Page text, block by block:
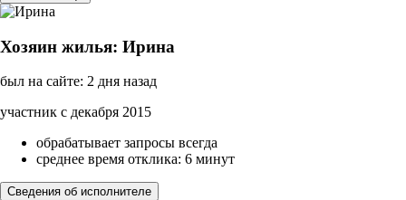
Хозяин жилья: Ирина
был на сайте: 2 дня назад
участник с декабря 2015
обрабатывает запросы всегда
среднее время отклика: 6 минут
Сведения об исполнителе